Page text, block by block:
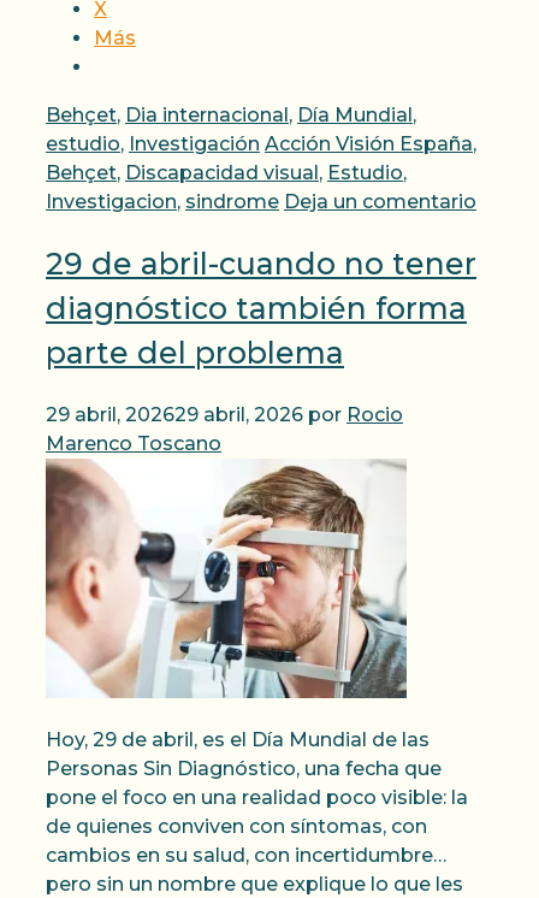
X
Más
Categorías
Behçet, Dia internacional , Día Mundial ,
estudio, Investigación Etiquetas
Acción Visión España,
Behçet, Discapacidad visual , Estudio,
Investigacion, sindrome Deja un comentario
29 de abril-cuando no tener
diagnóstico también forma
parte del problema
29 abril, 202629 abril, 2026 por Rocio
Marenco Toscano
Hoy, 29 de abril, es el Día Mundial de las
Personas Sin Diagnóstico, una fecha que
pone el foco en una realidad poco visible: la
de quienes conviven con síntomas, con
cambios en su salud, con incertidumbre…
pero sin un nombre que explique lo que les